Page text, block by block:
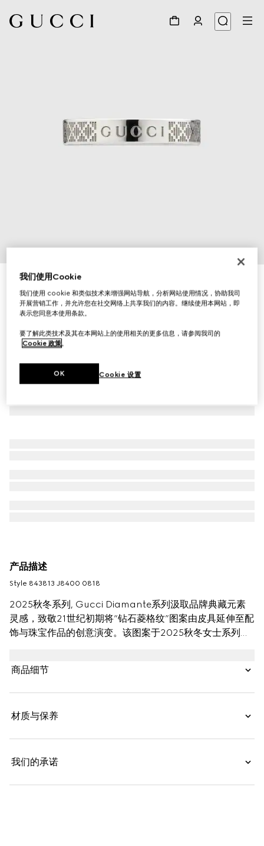
Gucci Diamante系列窄版戒指
£265
产品描述
Style ‎843813 J8400 0818
2025秋冬系列, Gucci Diamante系列汲取品牌典藏元素
灵感，致敬21世纪初期将“钻石菱格纹”图案由皮具延伸至配
饰与珠宝作品的创意演变。该图案于2025秋冬女士系列中
商品细节
材质与保养
我们的承诺
我们使用Cookie
我们使用 cookie 和类似技术来增强网站导航，分析网站使用情况，协助我司
开展营销工作，并允许您在社交网络上共享我们的内容。继续使用本网站，即
表示您同意本使用条款。
要了解此类技术及其在本网站上的使用相关的更多信息，请参阅我司的
Cookie 政策。
Cookie 设置
OK